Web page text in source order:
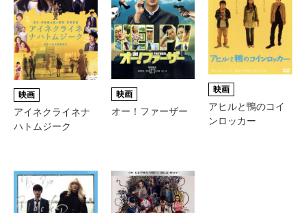
映画
アイネクライネナ
ハトムジーク
映画
オー！ファーザー
映画
アヒルと鴨のコイ
ンロッカー